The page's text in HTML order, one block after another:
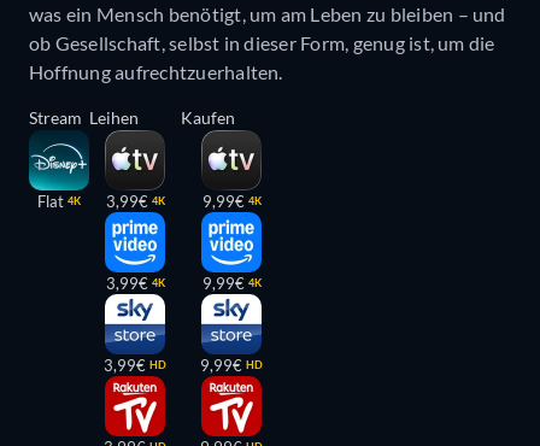
was ein Mensch benötigt, um am Leben zu bleiben – und
ob Gesellschaft, selbst in dieser Form, genug ist, um die
Hoffnung aufrechtzuerhalten.
Stream
Flat 4K
Leihen
3,99€ 4K
3,99€ 4K
3,99€ HD
Kaufen
9,99€ 4K
9,99€ 4K
9,99€ HD